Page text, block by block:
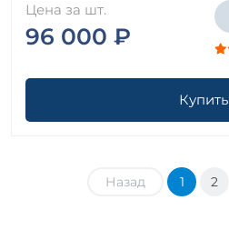
Цена за шт.
96 000 ₽
Купить
Назад 1 2